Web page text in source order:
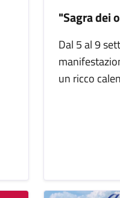
"Sagra dei
Dal 5 al 9
un ricco